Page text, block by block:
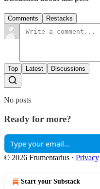
Comments Restacks
Top Latest Discussions
No posts
Ready for more?
© 2026 Frumentarius · Privacy
Start your Substack